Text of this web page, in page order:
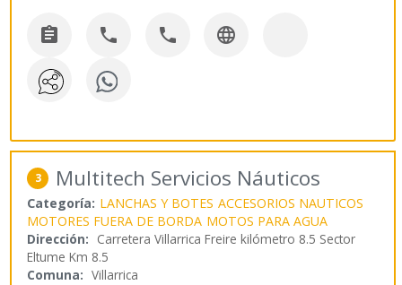
   
3 Multitech Servicios Náuticos
Categoría: LANCHAS Y BOTES ACCESORIOS NAUTICOS
MOTORES FUERA DE BORDA MOTOS PARA AGUA
Dirección: Carretera Villarrica Freire kilómetro 8.5 Sector
Eltume Km 8.5
Comuna: Villarrica